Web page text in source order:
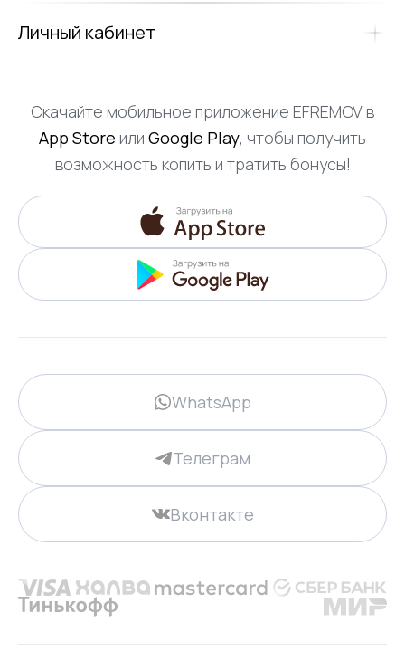
Личный кабинет
Скачайте мобильное приложение EFREMOV в
App Store или Google Play, чтобы получить
возможность копить и тратить бонусы!
WhatsApp
Телеграм
Вконтакте